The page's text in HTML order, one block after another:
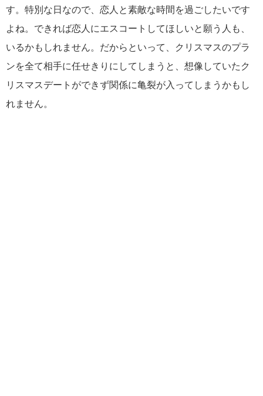
す。特別な日なので、恋人と素敵な時間を過ごしたいです
よね。できれば恋人にエスコートしてほしいと願う人も、
いるかもしれません。だからといって、クリスマスのプラ
ンを全て相手に任せきりにしてしまうと、想像していたク
リスマスデートができず関係に亀裂が入ってしまうかもし
れません。